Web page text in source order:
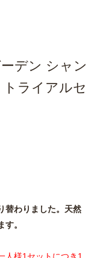
デン シャン
ライアルセ
替わりました。天然
。
人様1セットにつき1